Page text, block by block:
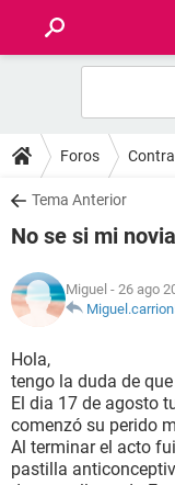
FOROS
SALUD
NUTRICIÓN
BIENESTAR
SEXUALIDAD
GLOSARIO
Foros
Tema Anterior
No se si mi
Miguel - 26 ago
Hola,
tengo la duda de
El dia 17 de agosto
comenzó su perido
Al terminar el acto
pastilla